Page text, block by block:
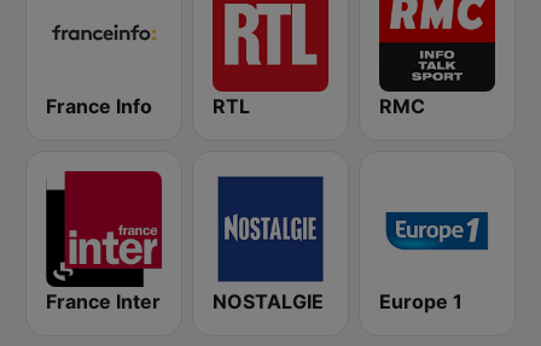
France Info RTL RMC
France Inter NOSTALGIE Europe 1